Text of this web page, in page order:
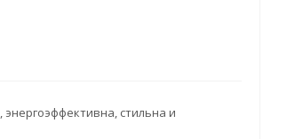
энергоэффективна, стильна и